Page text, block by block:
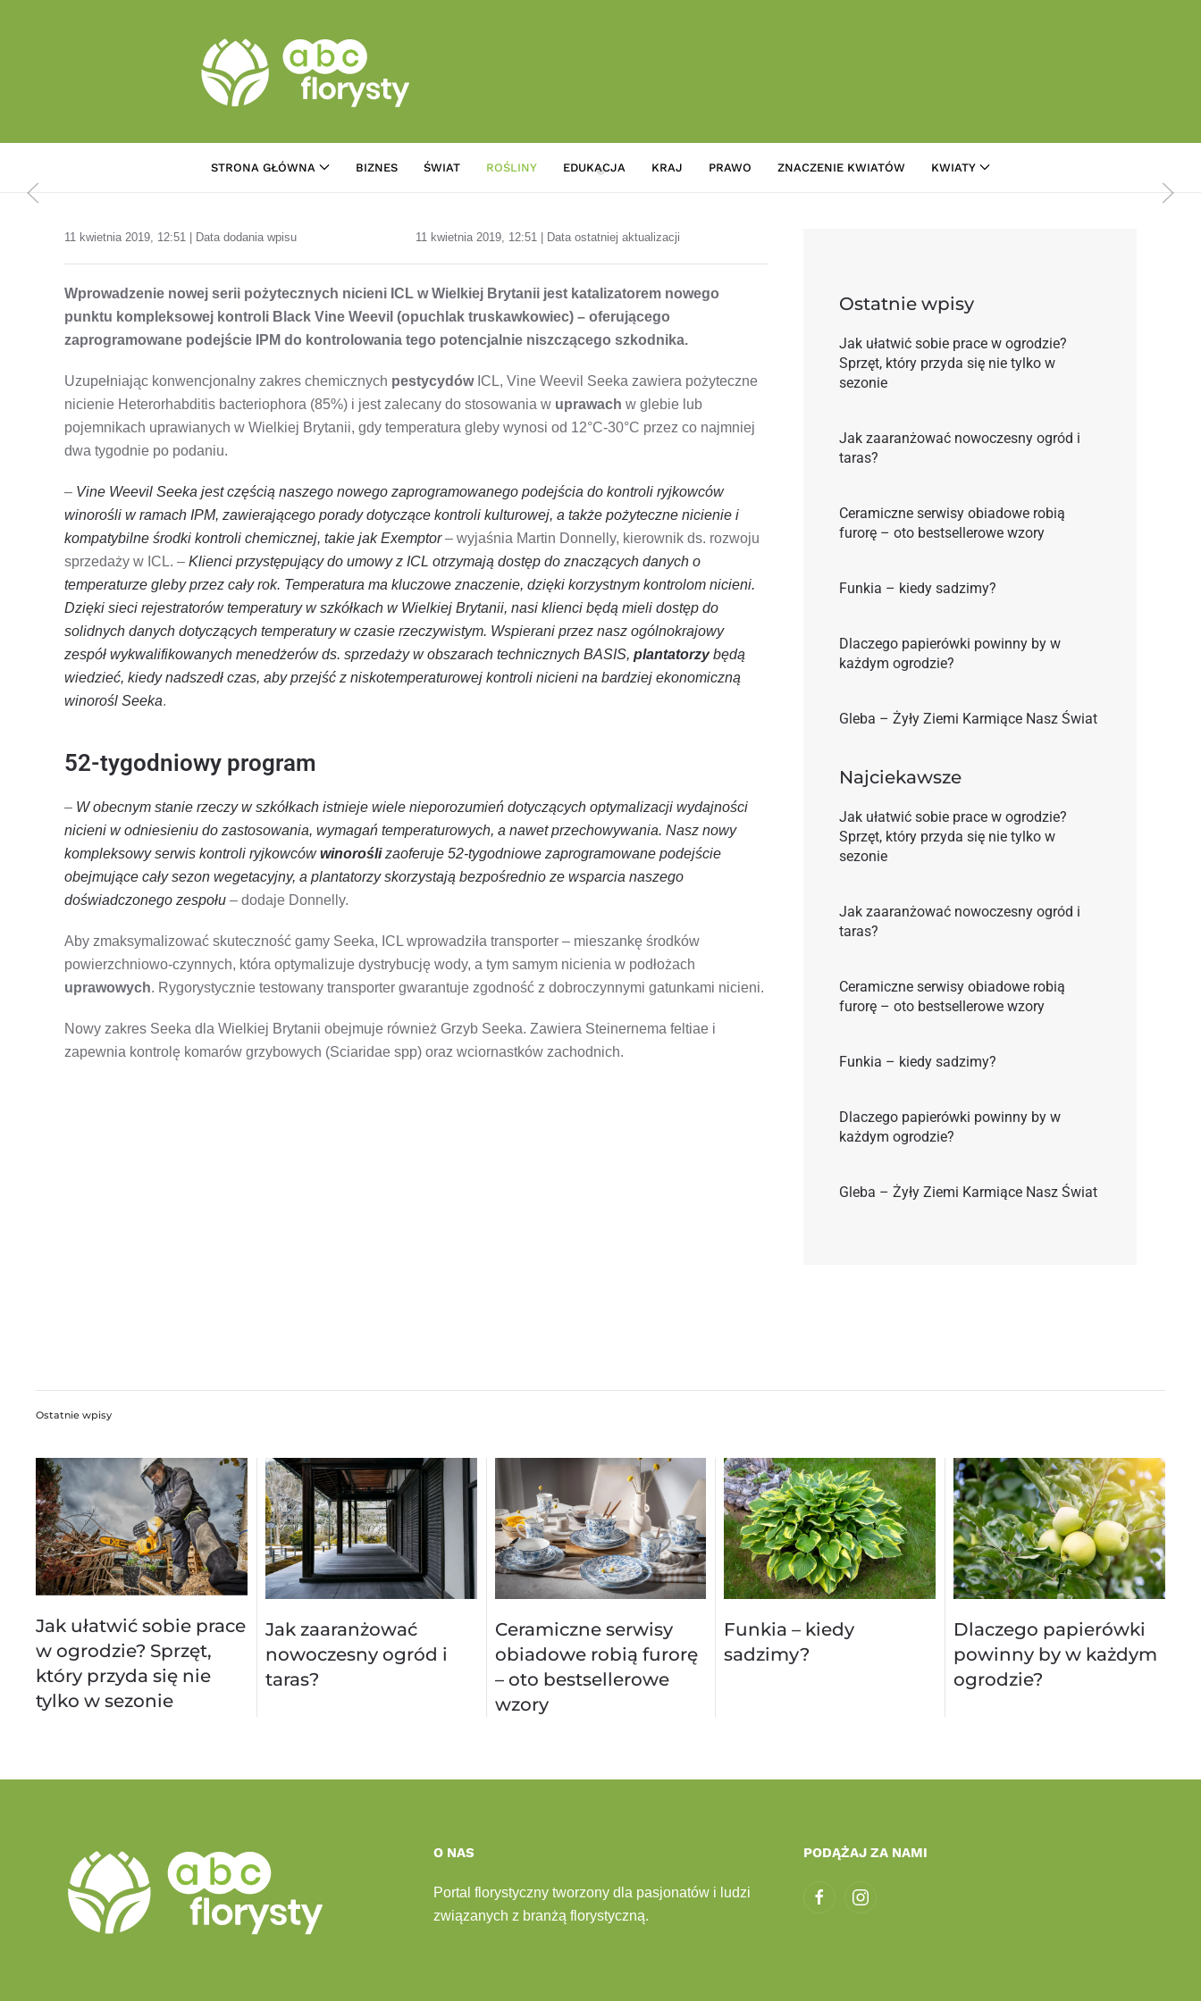
STRONA GŁÓWNA BIZNES ŚWIAT ROŚLINY EDUKACJA KRAJ PRAWO ZNACZENIE KWIATÓW KWIATY
11 kwietnia 2019, 12:51 | Data dodania wpisu 11 kwietnia 2019, 12:51 | Data ostatniej aktualizacji
Wprowadzenie nowej serii pożytecznych nicieni ICL w Wielkiej Brytanii jest katalizatorem nowego
punktu kompleksowej kontroli Black Vine Weevil (opuchlak truskawkowiec) – oferującego
zaprogramowane podejście IPM do kontrolowania tego potencjalnie niszczącego szkodnika.
Uzupełniając konwencjonalny zakres chemicznych pestycydówICL, Vine Weevil Seeka zawiera pożyteczne
nicienie Heterorhabditis bacteriophora (85%) i jest zalecany do stosowania w uprawach w glebie lub
pojemnikach uprawianych w Wielkiej Brytanii, gdy temperatura gleby wynosi od 12°C-30°C przez co najmniej
dwa tygodnie po podaniu.
– Vine Weevil Seeka jest częścią naszego nowego zaprogramowanego podejścia do kontroli ryjkowców
winorośli w ramach IPM, zawierającego porady dotyczące kontroli kulturowej, a także pożyteczne nicienie i
kompatybilne środki kontroli chemicznej, takie jak Exemptor– wyjaśnia Martin Donnelly, kierownik ds. rozwoju
sprzedaży w ICL. – Klienci przystępujący do umowy z ICL otrzymają dostęp do znaczących danych o
temperaturze gleby przez cały rok. Temperatura ma kluczowe znaczenie, dzięki korzystnym kontrolom nicieni.
Dzięki sieci rejestratorów temperatury w szkółkach w Wielkiej Brytanii, nasi klienci będą mieli dostęp do
solidnych danych dotyczących temperatury w czasie rzeczywistym. Wspierani przez nasz ogólnokrajowy
zespół wykwalifikowanych menedżerów ds. sprzedaży w obszarach technicznych BASIS, plantatorzybędą
wiedzieć, kiedy nadszedł czas, aby przejść z niskotemperaturowej kontroli nicieni na bardziej ekonomiczną
winorośl Seeka.
52-tygodniowy program
– W obecnym stanie rzeczy w szkółkach istnieje wiele nieporozumień dotyczących optymalizacji wydajności
nicieni w odniesieniu do zastosowania, wymagań temperaturowych, a nawet przechowywania. Nasz nowy
kompleksowy serwis kontroli ryjkowcówwinoroślizaoferuje 52-tygodniowe zaprogramowane podejście
obejmujące cały sezon wegetacyjny, a plantatorzy skorzystają bezpośrednio ze wsparcia naszego
doświadczonego zespołu – dodaje Donnelly.
Aby zmaksymalizować skuteczność gamy Seeka, ICL wprowadziła transporter – mieszankę środków
powierzchniowo-czynnych, która optymalizuje dystrybucję wody, a tym samym nicienia w podłożach
uprawowych. Rygorystycznie testowany transporter gwarantuje zgodność z dobroczynnymi gatunkami nicieni.
Nowy zakres Seeka dla Wielkiej Brytanii obejmuje również Grzyb Seeka. Zawiera Steinernema feltiae i
zapewnia kontrolę komarów grzybowych (Sciaridae spp) oraz wciornastków zachodnich.
Ostatnie wpisy
Jak ułatwić sobie prace w ogrodzie?
Sprzęt, który przyda się nie tylko w
sezonie
Jak zaaranżować nowoczesny ogród i
taras?
Ceramiczne serwisy obiadowe robią
furorę – oto bestsellerowe wzory
Funkia – kiedy sadzimy?
Dlaczego papierówki powinny by w
każdym ogrodzie?
Gleba – Żyły Ziemi Karmiące Nasz Świat
Najciekawsze
Jak ułatwić sobie prace w ogrodzie?
Sprzęt, który przyda się nie tylko w
sezonie
Jak zaaranżować nowoczesny ogród i
taras?
Ceramiczne serwisy obiadowe robią
furorę – oto bestsellerowe wzory
Funkia – kiedy sadzimy?
Dlaczego papierówki powinny by w
każdym ogrodzie?
Gleba – Żyły Ziemi Karmiące Nasz Świat
Ostatnie wpisy
Jak ułatwić sobie prace
w ogrodzie? Sprzęt,
który przyda się nie
tylko w sezonie
Jak zaaranżować
nowoczesny ogród i
taras?
Ceramiczne serwisy
obiadowe robią furorę
– oto bestsellerowe
wzory
Funkia – kiedy
sadzimy?
Dlaczego papierówki
powinny by w każdym
ogrodzie?
O NAS
Portal florystyczny tworzony dla pasjonatów i ludzi
związanych z branżą florystyczną.
PODĄŻAJ ZA NAMI